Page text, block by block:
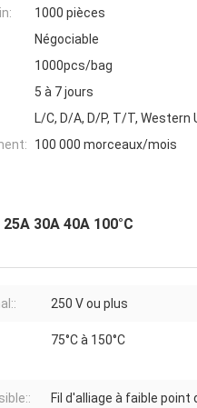
1000 pièces
Négociable
1000pcs/bag
5 à 7 jours
L/C, D/A, D/P, T/T, Western
100 000 morceaux/mois
30A 40A 100°C
250 V ou plus
75°C à 150°C
Fil d'alliage à faible point